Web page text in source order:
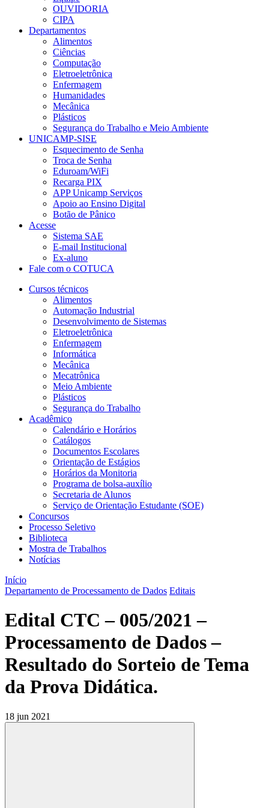
OUVIDORIA
CIPA
Departamentos
Alimentos
Ciências
Computação
Eletroeletrônica
Enfermagem
Humanidades
Mecânica
Plásticos
Segurança do Trabalho e Meio Ambiente
UNICAMP-SISE
Esquecimento de Senha
Troca de Senha
Eduroam/WiFi
Recarga PIX
APP Unicamp Serviços
Apoio ao Ensino Digital
Botão de Pânico
Acesse
Sistema SAE
E-mail Institucional
Ex-aluno
Fale com o COTUCA
Cursos técnicos
Alimentos
Automação Industrial
Desenvolvimento de Sistemas
Eletroeletrônica
Enfermagem
Informática
Mecânica
Mecatrônica
Meio Ambiente
Plásticos
Segurança do Trabalho
Acadêmico
Calendário e Horários
Catálogos
Documentos Escolares
Orientação de Estágios
Horários da Monitoria
Programa de bolsa-auxílio
Secretaria de Alunos
Serviço de Orientação Estudante (SOE)
Concursos
Processo Seletivo
Biblioteca
Mostra de Trabalhos
Notícias
Início
Departamento de Processamento de Dados Editais
Edital CTC – 005/2021 –
Processamento de Dados –
Resultado do Sorteio de Tema
da Prova Didática.
18 jun 2021